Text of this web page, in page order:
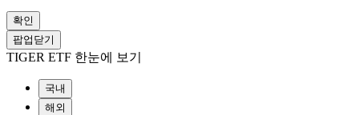
확인
팝업닫기
TIGER ETF 한눈에 보기
국내
해외